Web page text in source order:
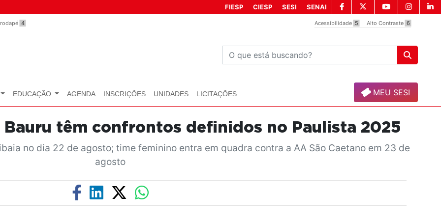
4 Acessibilidade 5 Alto Contraste 6
FIESP CIESP SESI SENAI
EDUCAÇÃO AGENDA INSCRIÇÕES UNIDADES LICITAÇÕES MEU SESI
Bauru têm confrontos definidos no Paulista 2025
no dia 22 de agosto; time feminino entra em quadra contra a AA São Caetano em 23 de
agosto